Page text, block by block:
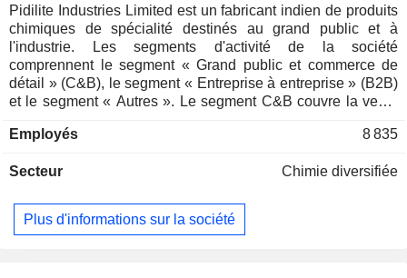
Pidilite Industries Limited est un fabricant indien de produits
chimiques de spécialité destinés au grand public et à
l'industrie. Les segments d'activité de la société
comprennent le segment « Grand public et commerce de
détail » (C&B), le segment « Entreprise à entreprise » (B2B)
et le segment « Autres ». Le segment C&B couvre la vente
finaux, à savoir les utilisateurs particuliers tels que les
ménages, les étudiants et les bureaux, entre autres. Les
mastics, des matériaux pour les arts et l'artisanat et autres,
ainsi que des produits chimiques pour la construction et la
Employés 8 835
Secteur Chimie diversifiée
Plus d'informations sur la société